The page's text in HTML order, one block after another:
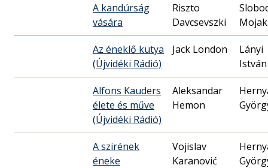
A kandúrság
vására
Riszto
Davcsevszki
Mojak
Az éneklő kutya
(Újvidéki Rádió)
Jack London
Lányi
István
Alfons Kauders
élete és műve
(Újvidéki Rádió)
Aleksandar
Hemon
A szirének
éneke
Vojislav
Karanović